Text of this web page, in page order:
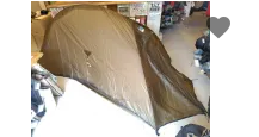
favorite